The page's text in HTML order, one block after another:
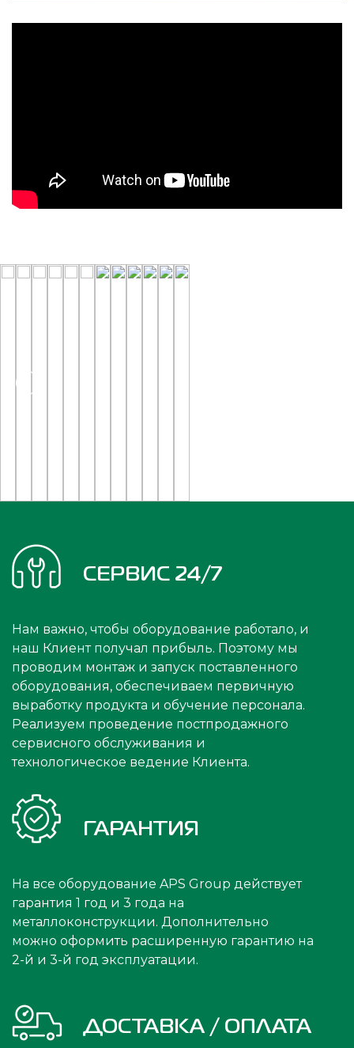
СЕРВИС 24/7
Нам важно, чтобы оборудование работало, и
наш Клиент получал прибыль. Поэтому мы
проводим монтаж и запуск поставленного
оборудования, обеспечиваем первичную
выработку продукта и обучение персонала.
Реализуем проведение постпродажного
сервисного обслуживания и
технологическое ведение Клиента.
ГАРАНТИЯ
На все оборудование APS Group действует
гарантия 1 год и 3 года на
металлоконструкции. Дополнительно
можно оформить расширенную гарантию на
2-й и 3-й год эксплуатации.
ДОСТАВКА / ОПЛАТА